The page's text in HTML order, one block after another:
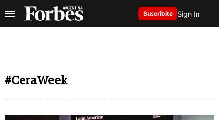
Suscribite Sign In
#CeraWeek